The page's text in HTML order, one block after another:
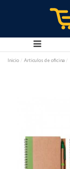
Inicio Articulos de oficina